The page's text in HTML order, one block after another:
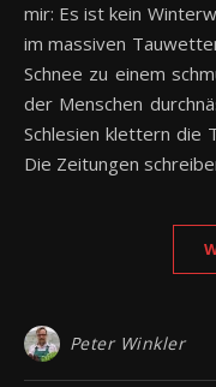
mir: Es ist kein
im massiven
Schnee zu einem
der Menschen
Schlesien klettern die
Die Zeitungen
Peter Winkler